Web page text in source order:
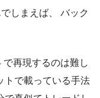
しまえば、 バック
再現するのは難し
トで載っている手法